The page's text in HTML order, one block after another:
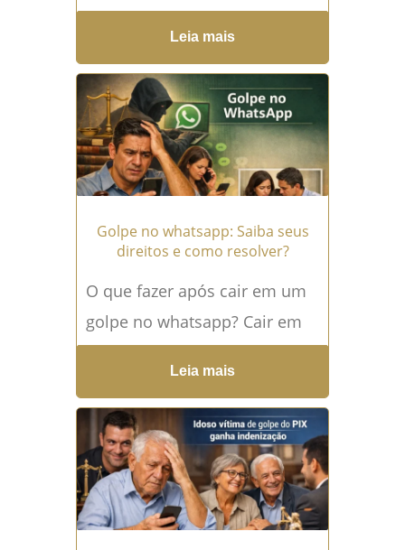
entenda o caso O golpe do PIX
tem se tornado uma das
maiores...Leia mais →
Leia mais
Golpe no whatsapp: Saiba seus
direitos e como resolver?
O que fazer após cair em um
golpe no whatsapp? Cair em
um golpe no whatsapp é uma
situação que causa
desespero,...Leia mais →
Leia mais